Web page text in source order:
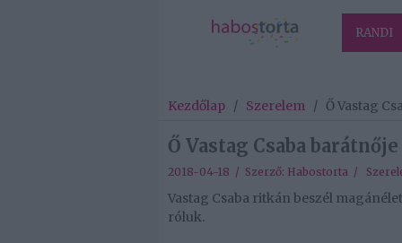
RANDI
Kezdőlap / Szerelem / Ő Vastag
Ő Vastag Csaba barátnője
2018-04-18 / Szerző: Habostorta /
Vastag Csaba ritkán beszél
róluk.